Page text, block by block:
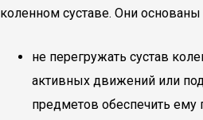
коленном суставе. Они
не перегружать сустав
активных движений или
предметов обеспечить ему